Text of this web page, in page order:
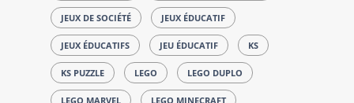
JEUX DE SOCIÉTÉ JEUX ÉDUCATIF
JEUX ÉDUCATIFS JEU ÉDUCATIF KS
KS PUZZLE LEGO LEGO DUPLO
LEGO MARVEL LEGO MINECRAFT